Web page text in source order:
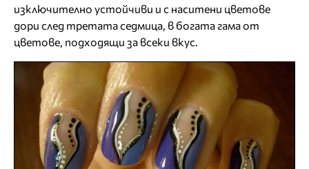
изключително устойчиви и с наситени цветове
дори след третата седмица, в богата гама от
цветове, подходящи за всеки вкус.